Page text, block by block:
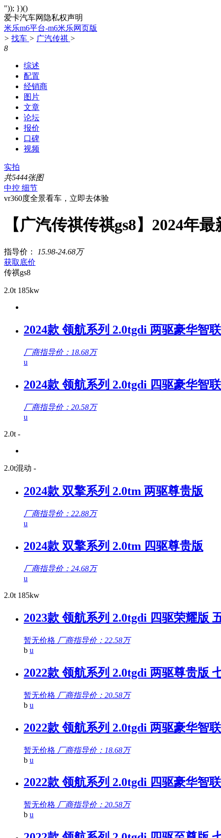
")); })()
爱卡汽车网隐私权声明
米乐m6平台-m6米乐网页版
> 找车 > 广汽传祺 >
8
综述
配置
经销商
图片
文章
论坛
报价
口碑
视频
实拍
共5444张图
中控 细节
vr360度全景看车，立即去体验
【广汽传祺传祺gs8】2024年
指导价：
15.98-24.68万
获取底价
传祺gs8
2.0t 185kw
2024款 领航系列 2.0tgdi 两驱豪华智
厂商指导价：18.68万
u
2024款 领航系列 2.0tgdi 四驱豪华智
厂商指导价：20.58万
u
2.0t -
2.0t混动 -
2024款 双擎系列 2.0tm 两驱尊贵版
厂商指导价：22.88万
u
2024款 双擎系列 2.0tm 四驱尊贵版
厂商指导价：24.68万
u
2.0t 185kw
2023款 领航系列 2.0tgdi 四驱荣耀版
暂无价格 厂商指导价：22.58万
b u
2022款 领航系列 2.0tgdi 两驱尊贵版
暂无价格 厂商指导价：20.58万
b u
2022款 领航系列 2.0tgdi 两驱豪华智
暂无价格 厂商指导价：18.68万
b u
2022款 领航系列 2.0tgdi 四驱豪华智
暂无价格 厂商指导价：20.58万
b u